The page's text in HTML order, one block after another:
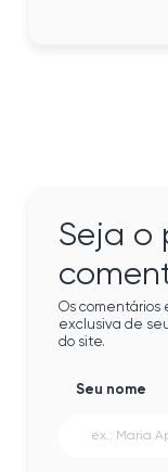
Seja o
Os comentários
exclusiva de
do site.
Seu nome